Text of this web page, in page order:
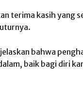
terima kasih yang
bahwa
baik bagi diri